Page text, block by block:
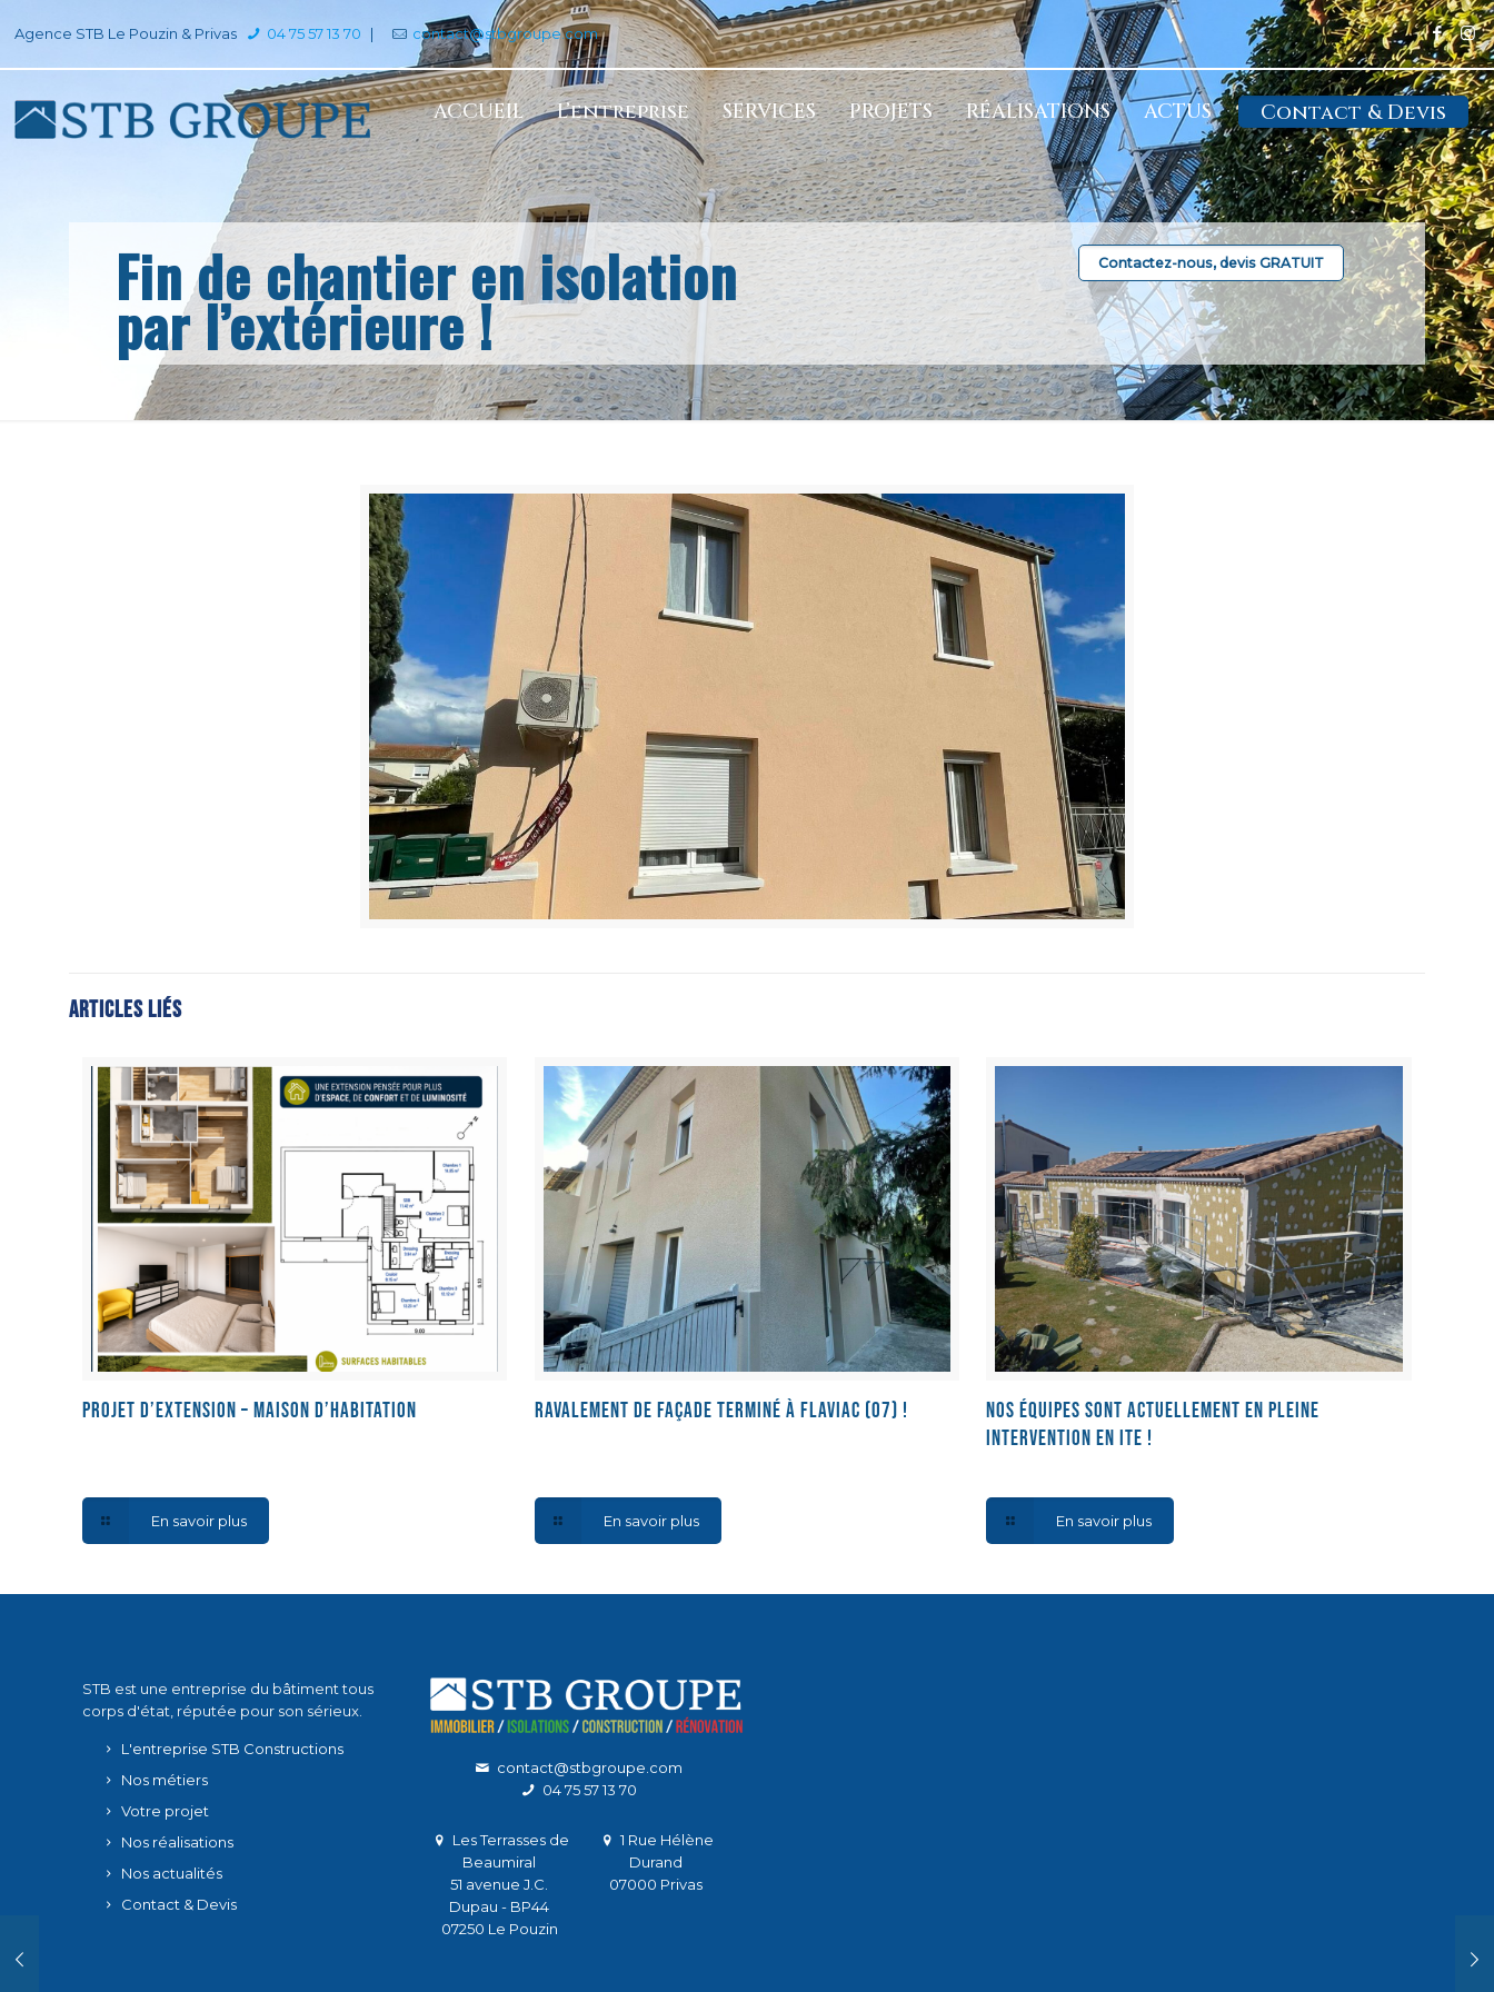
Agence STB Le Pouzin & Privas 04 75 57 13 70 | contact@stbgroupe.com
ACCUEIL L’entreprise SERVICES PROJETS RÉALISATIONS ACTUS Contact & Devis
Fin de chantier en isolation
par l’extérieure !
Contactez-nous, devis GRATUIT
Articles liés
Projet d’extension – Maison d’habitation
En savoir plus
Ravalement de façade terminé à Flaviac (07) !
En savoir plus
Nos équipes sont actuellement en pleine
intervention en ITE !
En savoir plus
STB est une entreprise du bâtiment tous
corps d'état, réputée pour son sérieux.
L'entreprise STB Constructions
Nos métiers
Votre projet
Nos réalisations
Nos actualités
Contact & Devis
contact@stbgroupe.com
04 75 57 13 70
Les Terrasses de
Beaumiral
51 avenue J.C.
Dupau - BP44
07250 Le Pouzin
1 Rue Hélène
Durand
07000 Privas